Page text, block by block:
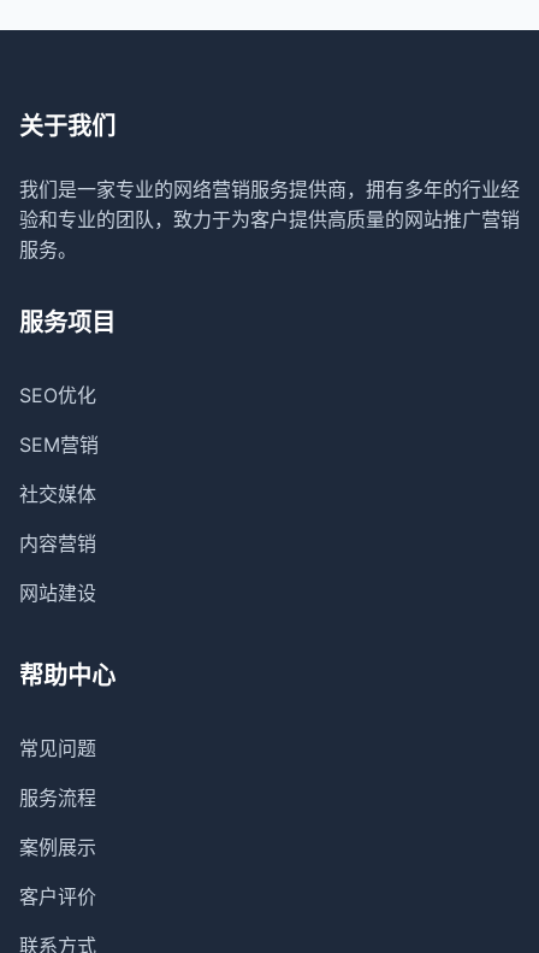
关于我们
我们是一家专业的网络营销服务提供商，拥有多年的行业经
验和专业的团队，致力于为客户提供高质量的网站推广营销
服务。
服务项目
SEO优化
SEM营销
社交媒体
内容营销
网站建设
帮助中心
常见问题
服务流程
案例展示
客户评价
联系方式